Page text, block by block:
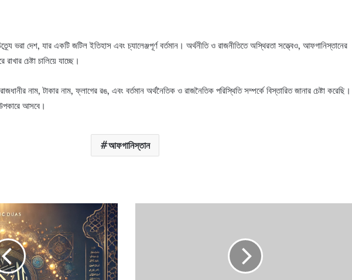
ভরা দেশ, যার একটি জটিল ইতিহাস এবং চ্যালেঞ্জপূর্ণ বর্তমান। অর্থনীতি ও রাজনীতিতে অস্থিরতা সত্ত্বেও, আফগানিস্তানের
চেষ্টা চালিয়ে যাচ্ছে।
নাম, টাকার নাম, ফ্লাগের রঙ, এবং বর্তমান অর্থনৈতিক ও রাজনৈতিক পরিস্থিতি সম্পর্কে বিস্তারিত জানার চেষ্টা করেছি।
আসবে।
আফগানিস্তান